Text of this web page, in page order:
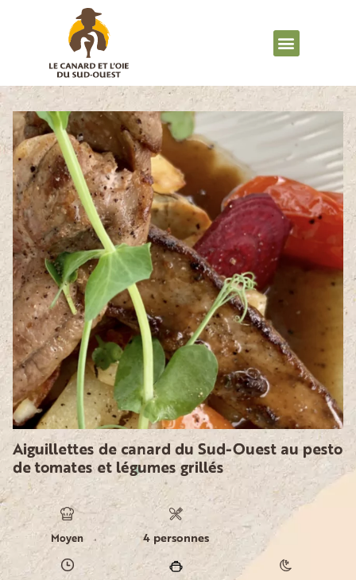
Aiguillettes de canard du Sud-Ouest au pesto
de tomates et légumes grillés
Moyen 4 personnes